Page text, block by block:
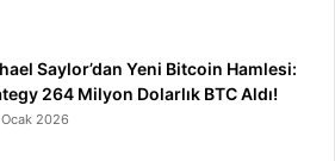
Saylor’dan Yeni Bitcoin Hamlesi:
264 Milyon Dolarlık BTC Aldı!
2026